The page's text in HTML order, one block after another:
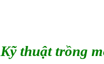
Kỹ thuật trồng